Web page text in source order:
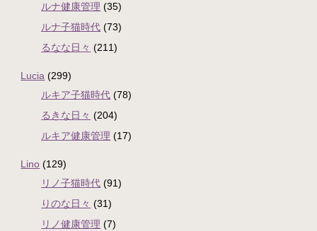
ルナ健康管理 (35)
ルナ子猫時代 (73)
るなな日々 (211)
Lucia (299)
ルキア子猫時代 (78)
るきな日々 (204)
ルキア健康管理 (17)
Lino (129)
リノ子猫時代 (91)
りのな日々 (31)
リノ健康管理 (7)